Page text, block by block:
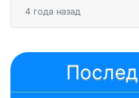
4 года назад